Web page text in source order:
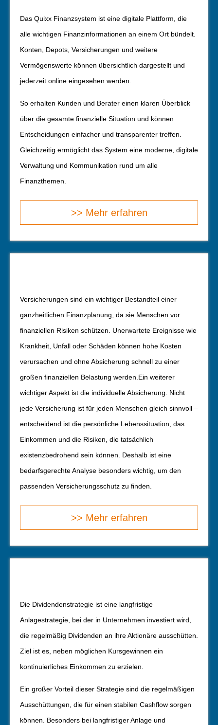
Das Quixx Finanzsystem ist eine digitale Plattform, die
alle wichtigen Finanzinformationen an einem Ort bündelt.
Konten, Depots, Versicherungen und weitere
Vermögenswerte können übersichtlich dargestellt und
jederzeit online eingesehen werden.
So erhalten Kunden und Berater einen klaren Überblick
über die gesamte finanzielle Situation und können
Entscheidungen einfacher und transparenter treffen.
Gleichzeitig ermöglicht das System eine moderne, digitale
Verwaltung und Kommunikation rund um alle
Finanzthemen.
>> Mehr erfahren
Versicherungen sind ein wichtiger Bestandteil einer
ganzheitlichen Finanzplanung, da sie Menschen vor
finanziellen Risiken schützen. Unerwartete Ereignisse wie
Krankheit, Unfall oder Schäden können hohe Kosten
verursachen und ohne Absicherung schnell zu einer
großen finanziellen Belastung werden. Ein weiterer
wichtiger Aspekt ist die individuelle Absicherung. Nicht
jede Versicherung ist für jeden Menschen gleich sinnvoll –
entscheidend ist die persönliche Lebenssituation, das
Einkommen und die Risiken, die tatsächlich
existenzbedrohend sein können. Deshalb ist eine
bedarfsgerechte Analyse besonders wichtig, um den
passenden Versicherungsschutz zu finden.
>> Mehr erfahren
Die Dividendenstrategie ist eine langfristige
Anlagestrategie, bei der in Unternehmen investiert wird,
die regelmäßig Dividenden an ihre Aktionäre ausschütten.
Ziel ist es, neben möglichen Kursgewinnen ein
kontinuierliches Einkommen zu erzielen.
Ein großer Vorteil dieser Strategie sind die regelmäßigen
Ausschüttungen, die für einen stabilen Cashflow sorgen
können. Besonders bei langfristiger Anlage und